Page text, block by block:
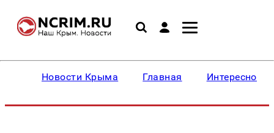
Новости Крыма Главная Интересное